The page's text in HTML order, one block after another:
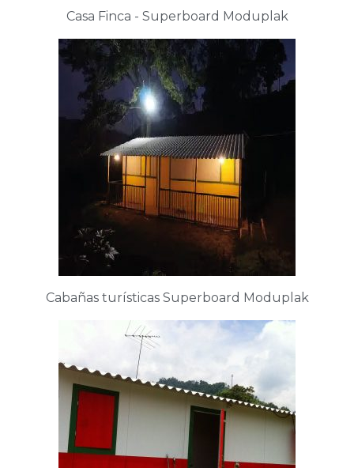
Casa Finca - Superboard Moduplak
Cabañas turísticas Superboard Moduplak